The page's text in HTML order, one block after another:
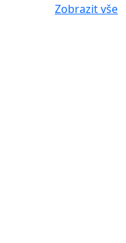
Zobrazit vše